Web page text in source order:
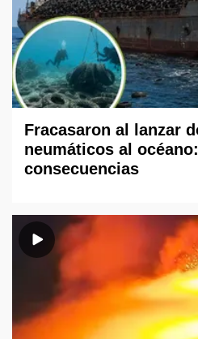
Fracasaron al lanzar
neumáticos al
consecuencias